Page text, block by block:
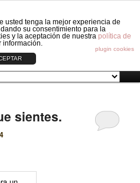
usted tenga la mejor experiencia de
su consentimiento para la
y la aceptación de nuestra política de
información.
plugin cookies
CIRCLE
de Bebé: Fundas, Sacos, Capotas,
cero.
sientes.